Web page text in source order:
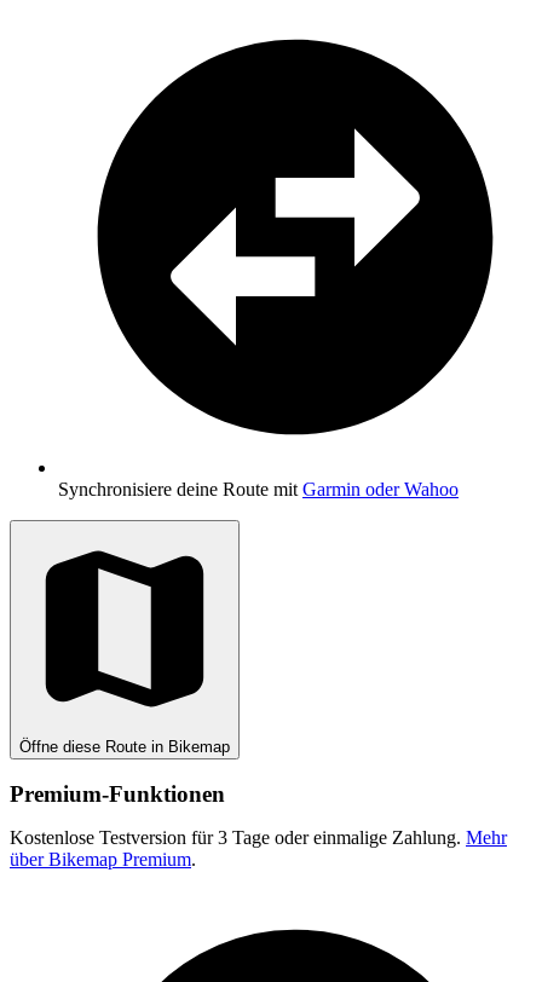
Synchronisiere deine Route mit Garmin oder Wahoo
Öffne diese Route in Bikemap
Premium-Funktionen
Kostenlose Testversion für 3 Tage oder einmalige Zahlung. Mehr
über Bikemap Premium.